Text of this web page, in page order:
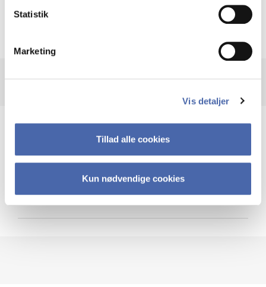
Statistik
Marketing
Vis detaljer
Tillad alle cookies
Kun nødvendige cookies
Krigen i Ukraine
Cybersikkerhed